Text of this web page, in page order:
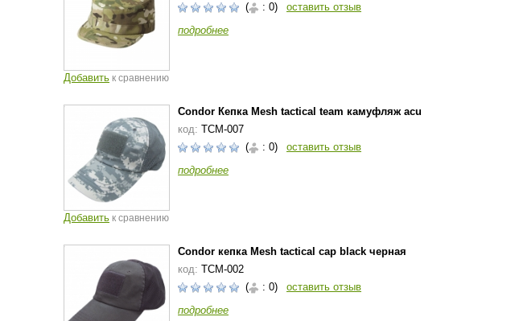
Добавить к сравнению
(
: 0)
оставить отзыв
подробнее
Добавить к сравнению
Condor Кепка Mesh tactical team камуфляж acu
код: TCM-007
(
: 0)
оставить отзыв
подробнее
Condor кепка Mesh tactical cap black черная
код: TCM-002
(
: 0)
оставить отзыв
подробнее